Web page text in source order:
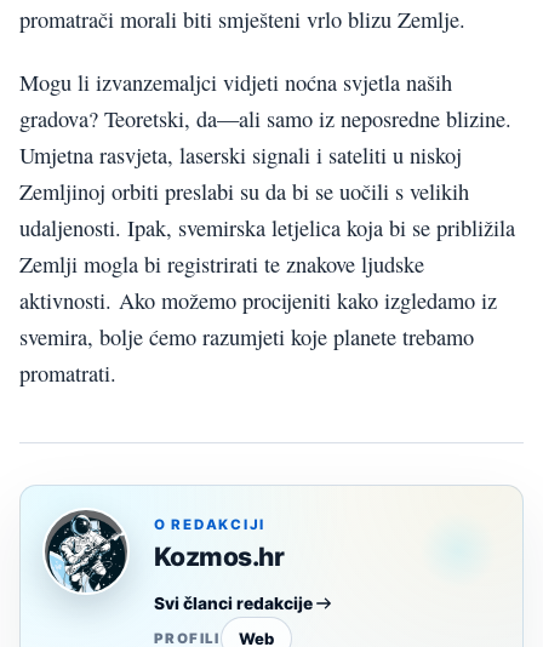
promatrači morali biti smješteni vrlo blizu Zemlje.
Mogu li izvanzemaljci vidjeti noćna svjetla naših
gradova? Teoretski, da—ali samo iz neposredne blizine.
Umjetna rasvjeta, laserski signali i sateliti u niskoj
Zemljinoj orbiti preslabi su da bi se uočili s velikih
udaljenosti. Ipak, svemirska letjelica koja bi se približila
Zemlji mogla bi registrirati te znakove ljudske
aktivnosti. Ako možemo procijeniti kako izgledamo iz
svemira, bolje ćemo razumjeti koje planete trebamo
promatrati.
O REDAKCIJI
Kozmos.hr
Svi članci redakcije
PROFILI Web